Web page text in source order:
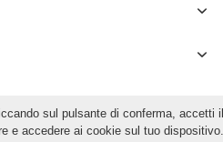
sul pulsante di conferma, accetti il
e accedere ai cookie sul tuo dispositivo.